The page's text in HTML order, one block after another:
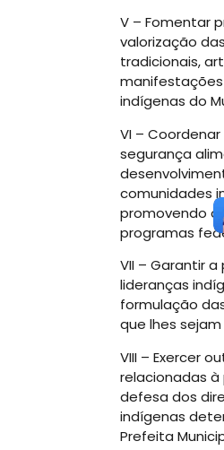
V – Fomentar
valorização
tradicionais,
indígenas do
VI –
segurança
comunidades
promovendo o
programas
VII – Garantir
lideranças
formulação
que lhes
VIII – Exercer
relacionadas
defesa dos
indígenas
Prefeita